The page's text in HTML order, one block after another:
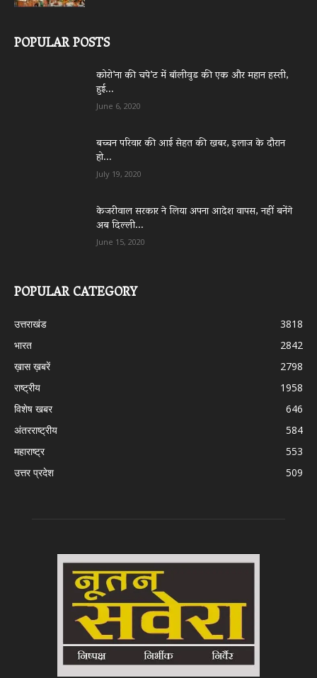
POPULAR POSTS
कोरो’ना की चपे’ट में बॉलीवुड की एक और महान हस्ती,
हुई...
June 6, 2020
बच्चन परिवार की आई सेहत की खबर, इलाज के दौरान
हो...
July 19, 2020
केजरीवाल सरकार ने लिया अपना आदेश वापस, नहीं बनेंगे
अब दिल्ली...
June 15, 2020
POPULAR CATEGORY
उत्तराखंड
3818
भारत
2842
ख़ास ख़बरें
2798
राष्ट्रीय
1958
विशेष खबर
646
अंतरराष्ट्रीय
584
महाराष्ट्र
553
उत्तर प्रदेश
509